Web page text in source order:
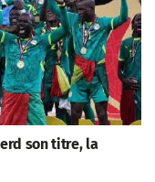
son titre, la